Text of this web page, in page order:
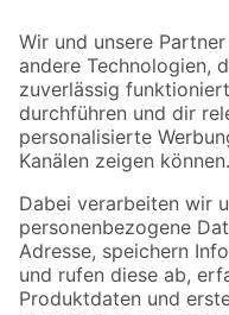
Der toom Newsletter: Keine
Zur Newsletter
Folge uns
Zahlungsarten